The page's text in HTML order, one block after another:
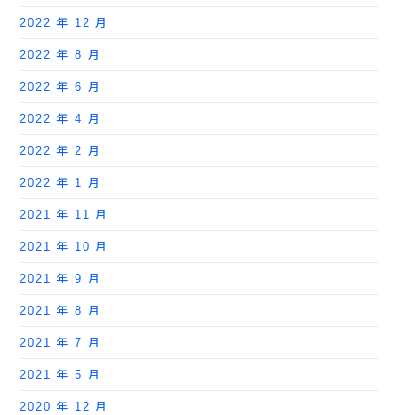
2022 年 12 月
2022 年 8 月
2022 年 6 月
2022 年 4 月
2022 年 2 月
2022 年 1 月
2021 年 11 月
2021 年 10 月
2021 年 9 月
2021 年 8 月
2021 年 7 月
2021 年 5 月
2020 年 12 月